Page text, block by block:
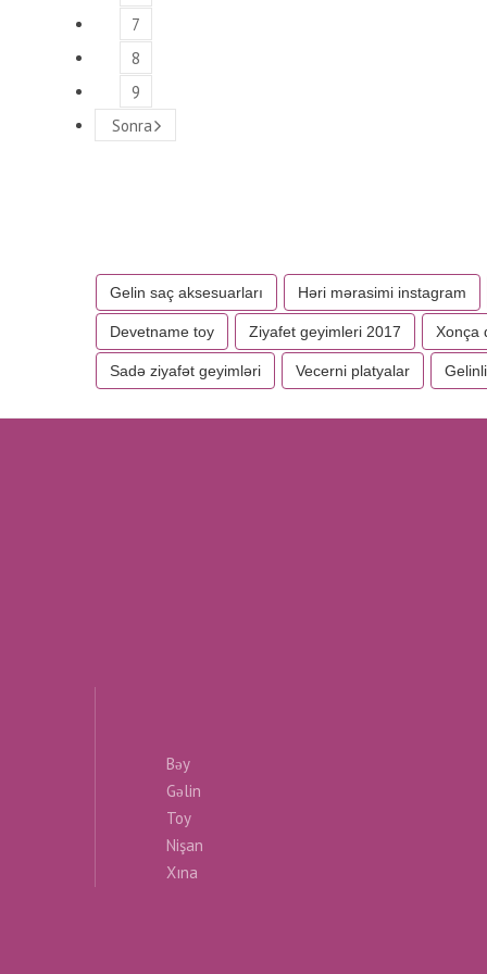
7
8
9
Sonra
Gelin saç aksesuarları Həri mərasimi instagram
Devetname toy Ziyafet geyimleri 2017 Xonça
Sadə ziyafət geyimləri Vecerni platyalar
Bəy
Gəlin
Toy
Nişan
Xına